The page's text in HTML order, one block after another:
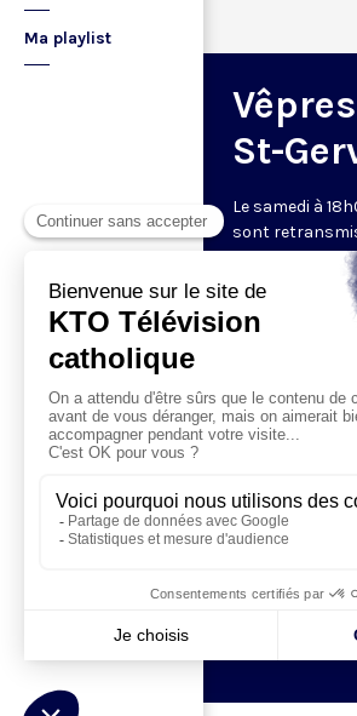
Ma playlist
St-
Le samedi à
sont
Saint-Gervais-
les Fraternités
Visiter la